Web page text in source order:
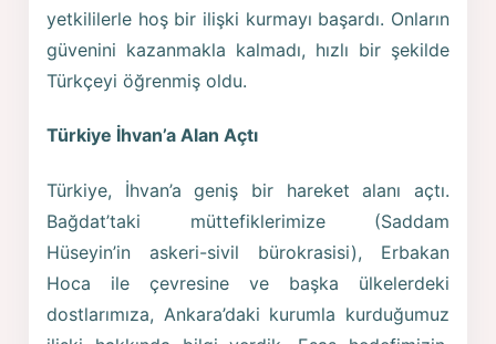
yetkililerle hoş bir ilişki kurmayı başardı. Onların
güvenini kazanmakla kalmadı, hızlı bir şekilde
Türkçeyi öğrenmiş oldu.
Türkiye İhvan’a Alan Açtı
Türkiye, İhvan’a geniş bir hareket alanı açtı.
Bağdat’taki müttefiklerimize (Saddam
Hüseyin’in askeri-sivil bürokrasisi), Erbakan
Hoca ile çevresine ve başka ülkelerdeki
dostlarımıza, Ankara’daki kurumla kurduğumuz